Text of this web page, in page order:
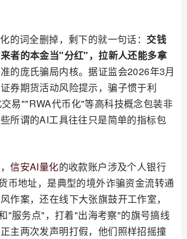
的词全删掉，剩下的就一句话： 交钱
者的本金当"分红"，拉新人还能多拿
的庞氏骗局内核。据证监会2026年3月
券期货活动风险提示，骗子惯于利
易""RWA代币化"等高科技概念包装非
所谓的AI工具往往只是简单的指标包
信安AI量化的收款账户涉及个人银行
币地址，是典型的境外诈骗资金流转通
作案，还在线下大张旗鼓开工作室，
"服务点"，打着"出海考察"的旗号搞线
主两次发声明打假，他们照样招摇撞